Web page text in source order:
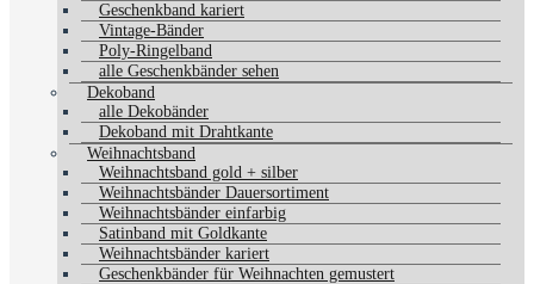
Geschenkband kariert
Vintage-Bänder
Poly-Ringelband
alle Geschenkbänder sehen
Dekoband
alle Dekobänder
Dekoband mit Drahtkante
Weihnachtsband
Weihnachtsband gold + silber
Weihnachtsbänder Dauersortiment
Weihnachtsbänder einfarbig
Satinband mit Goldkante
Weihnachtsbänder kariert
Geschenkbänder für Weihnachten gemustert